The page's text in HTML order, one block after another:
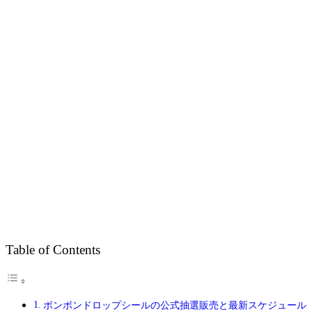
Table of Contents
ボンボンドロップシールの公式抽選販売と最新スケジュール